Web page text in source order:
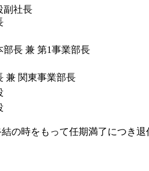
副社長
部長 兼 第1事業部長
兼 関東事業部長
の時をもって任期満了につき退